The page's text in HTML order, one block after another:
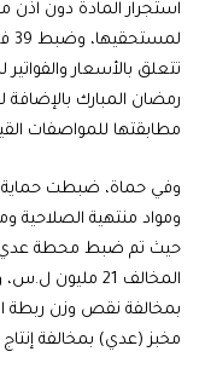
استجرار المادة دون
تتعلق بالأسعار
مطابقتها للمواصفات
وفي حماة، ضبطت حماية
ومواد منتهية الصلاحية
حيث تم ضبط محطة عدي
المخالف 21
مخبز (عدي) بمخالفة